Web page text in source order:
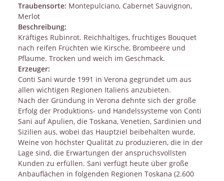
Traubensorte: Montepulciano, Cabernet Sauvignon,
Merlot
Beschreibung:
Kräftiges Rubinrot. Reichhaltiges, fruchtiges Bouquet
nach reifen Früchten wie Kirsche, Brombeere und
Pflaume. Trocken und weich im Geschmack.
Erzeuger:
Conti Sani wurde 1991 in Verona gegründet um aus
allen wichtigen Regionen Italiens anzubieten.
Nach der Gründung in Verona dehnte sich der große
Erfolg der Produktions- und Handelssysteme von Conti
Sani auf Apulien, die Toskana, Venetien, Sardinien und
Sizilien aus, wobei das Hauptziel beibehalten wurde,
Weine von höchster Qualität zu produzieren, die in der
Lage sind, die Erwartungen der anspruchsvollsten
Kunden zu erfüllen. Sani verfügt heute über große
Anbauflächen in folgenden Regionen Toskana (2.600